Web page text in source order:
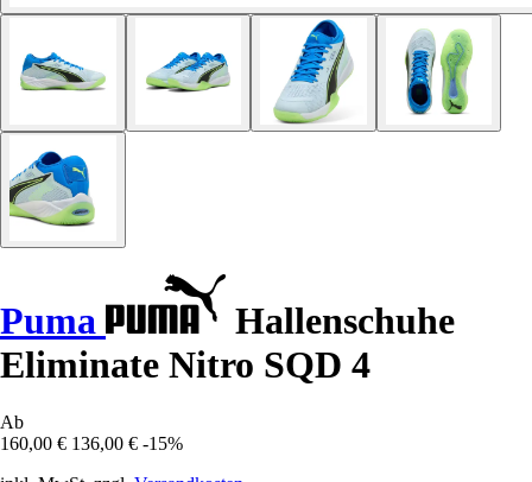
Puma
Hallenschuhe
Eliminate Nitro SQD 4
Ab
160,00 € 136,00 € -15%